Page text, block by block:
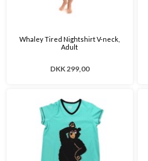
Whaley Tired Nightshirt V-neck,
Adult
DKK 299,00